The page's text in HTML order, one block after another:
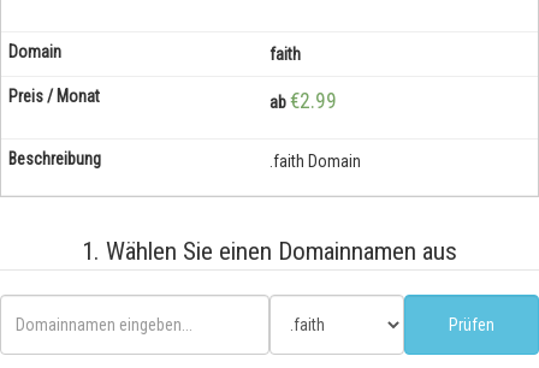
faith
ab€2.99
.faith Domain
1. Wählen Sie einen Domainnamen aus